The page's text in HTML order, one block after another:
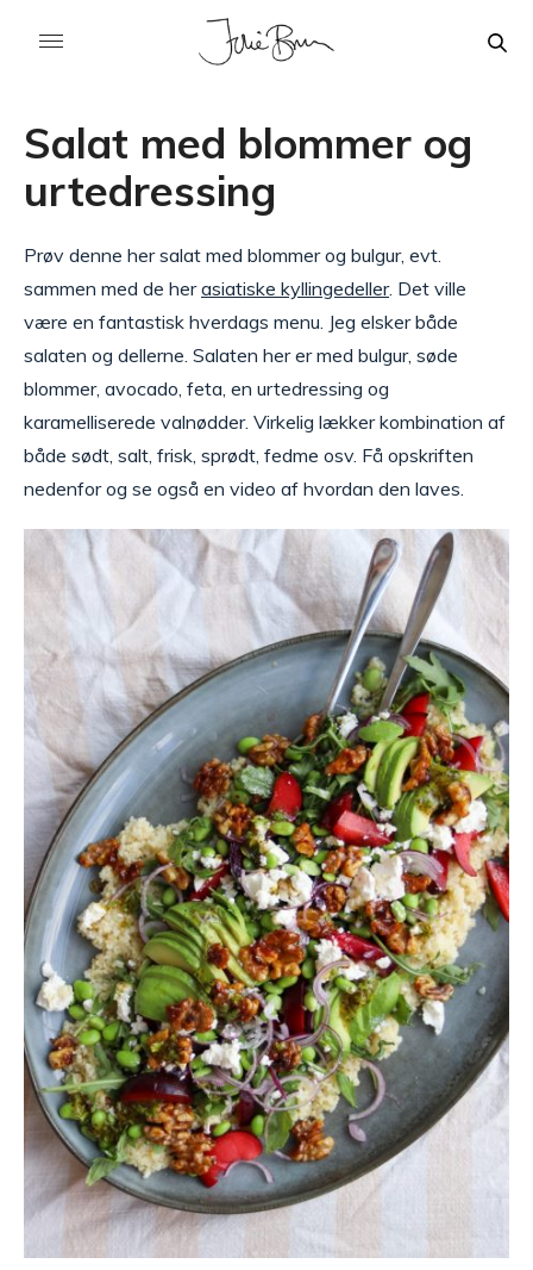
Salat med blommer og
urtedressing
Prøv denne her salat med blommer og bulgur, evt.
sammen med de herasiatiske kyllingedeller. Det ville
være en fantastisk hverdags menu. Jeg elsker både
salaten og dellerne. Salaten her er med bulgur, søde
blommer, avocado, feta, en urtedressing og
karamelliserede valnødder. Virkelig lækker kombination af
både sødt, salt, frisk, sprødt, fedme osv. Få opskriften
nedenfor og se også en video af hvordan den laves.